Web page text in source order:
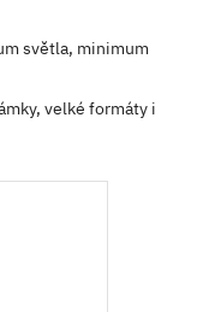
světla, minimum
velké formáty i